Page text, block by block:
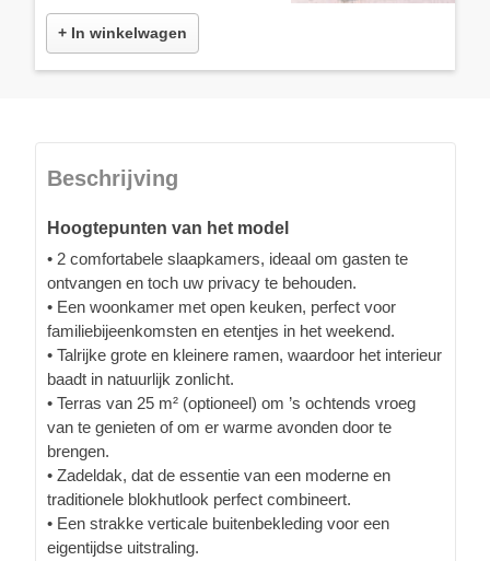
+ In winkelwagen
Beschrijving
Hoogtepunten van het model
• 2 comfortabele slaapkamers, ideaal om gasten te
ontvangen en toch uw privacy te behouden.
• Een woonkamer met open keuken, perfect voor
familiebijeenkomsten en etentjes in het weekend.
• Talrijke grote en kleinere ramen, waardoor het interieur
baadt in natuurlijk zonlicht.
• Terras van 25 m² (optioneel) om ’s ochtends vroeg
van te genieten of om er warme avonden door te
brengen.
• Zadeldak, dat de essentie van een moderne en
traditionele blokhutlook perfect combineert.
• Een strakke verticale buitenbekleding voor een
eigentijdse uitstraling.